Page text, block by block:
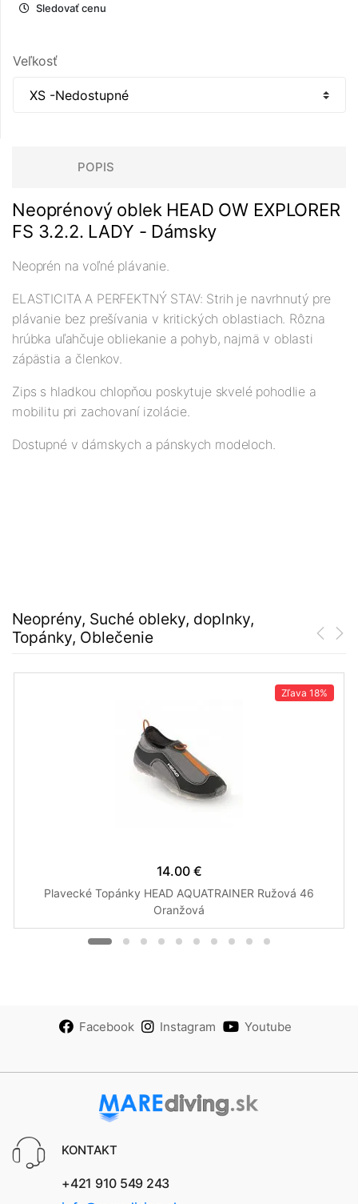
Sledovať cenu
Veľkosť
POPIS
Neoprénový oblek HEAD OW EXPLORER
FS 3.2.2. LADY - Dámsky
Neoprén na voľné plávanie.
ELASTICITA A PERFEKTNÝ STAV: Strih je navrhnutý pre
plávanie bez prešívania v kritických oblastiach. Rôzna
hrúbka uľahčuje obliekanie a pohyb, najmä v oblasti
zápästia a členkov.
Zips s hladkou chlopňou poskytuje skvelé pohodlie a
mobilitu pri zachovaní izolácie.
Dostupné v dámskych a pánskych modeloch.
Neoprény, Suché obleky, doplnky,
Topánky, Oblečenie
Zľava 18%
14.00 €
Plavecké Topánky HEAD AQUATRAINER Ružová 46
Oranžová
Facebook Instagram Youtube
KONTAKT
+421 910 549 243